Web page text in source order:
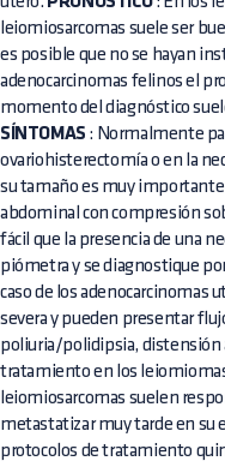
leiomiosarcomas suele ser
es posible que no se hayan
adenocarcinomas felinos el
momento del diagnóstico
SÍNTOMAS : Normalmente
ovariohisterectomía o en la
su tamaño es muy
abdominal con compresión
fácil que la presencia de una
piómetra y se diagnostique
caso de los adenocarcinomas
severa y pueden presentar
poliuria/polidipsia, distensión
tratamiento en los
leiomiosarcomas suelen
metastatizar muy tarde en su
protocolos de tratamiento